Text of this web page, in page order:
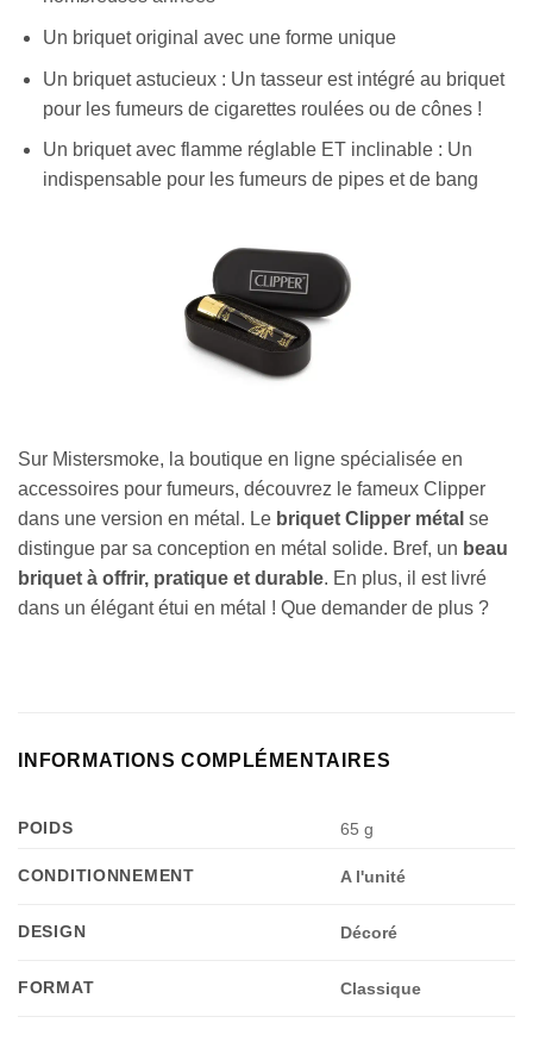
Un briquet original avec une forme unique
Un briquet astucieux : Un tasseur est intégré au briquet
pour les fumeurs de cigarettes roulées ou de cônes !
Un briquet avec flamme réglable ET inclinable : Un
indispensable pour les fumeurs de pipes et de bang
Sur Mistersmoke, la boutique en ligne spécialisée en
accessoires pour fumeurs, découvrez le fameux Clipper
dans une version en métal. Le briquet Clipper métal se
distingue par sa conception en métal solide. Bref, un beau
briquet à offrir, pratique et durable. En plus, il est livré
dans un élégant étui en métal ! Que demander de plus ?
INFORMATIONS COMPLÉMENTAIRES
POIDS 65 g
CONDITIONNEMENT A l'unité
DESIGN Décoré
FORMAT Classique